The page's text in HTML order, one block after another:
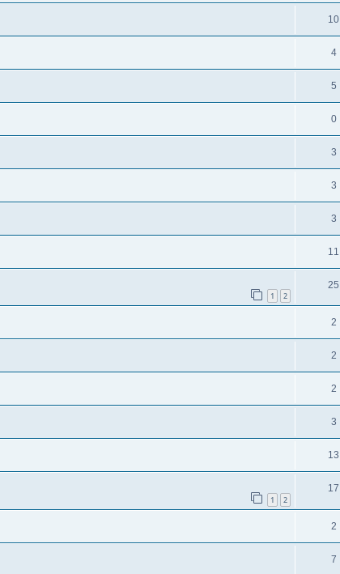
10
4
5
0
3
3
3
11
1 2
25
2
2
2
3
13
1 2
17
2
7